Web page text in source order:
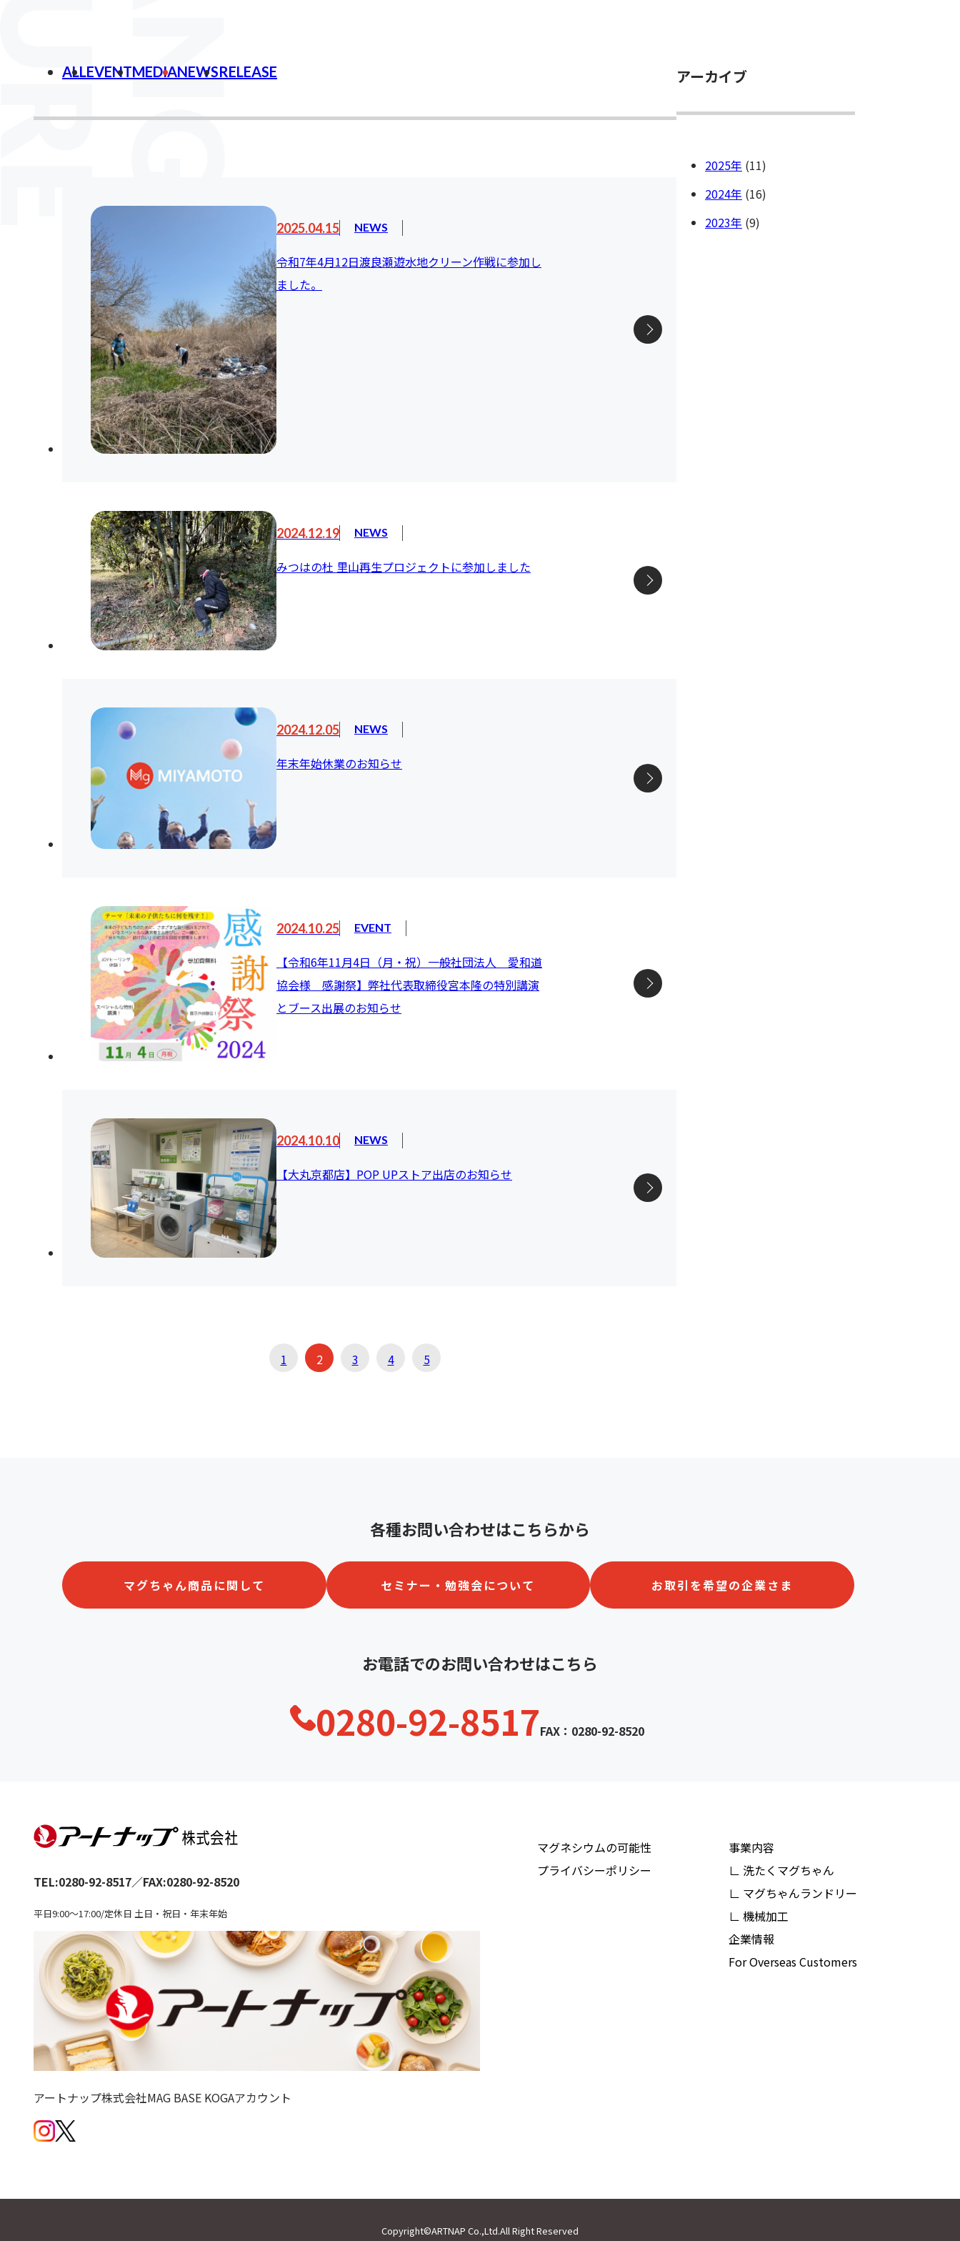
ALLEVENTMEDIANEWSRELEASE
2025.04.15 NEWS
令和7年4月12日渡良瀬遊水地クリーン作戦に参加し
ました。
2024.12.19 NEWS
みつはの杜 里山再生プロジェクトに参加しました
2024.12.05 NEWS
年末年始休業のお知らせ
2024.10.25 EVENT
【令和6年11月4日（月・祝）一般社団法人 愛和道
協会様 感謝祭】弊社代表取締役宮本隆の特別講演
とブース出展のお知らせ
2024.10.10 NEWS
【大丸京都店】POP UPストア出店のお知らせ
1 2 3 4 5
アーカイブ
2025
(11)
2024
(16)
2023
(9)
各種お問い合わせはこちらから
マグちゃん商品に関して セミナー・勉強会について お取引を希望の企業さま
お電話でのお問い合わせはこちら
0280-92-8517FAX：0280-92-8520
TEL:0280-92-8517／FAX:0280-92-8520
平日9:00～17:00/定休日 土日・祝日・年末年始
アートナップ株式会社MAG BASE KOGAアカウント
マグネシウムの可能性
プライバシーポリシー
事業内容
∟ 洗たくマグちゃん
∟ マグちゃんランドリー
∟ 機械加工
企業情報
For Overseas Customers
Copyright©ARTNAP Co.,Ltd.All Right Reserved